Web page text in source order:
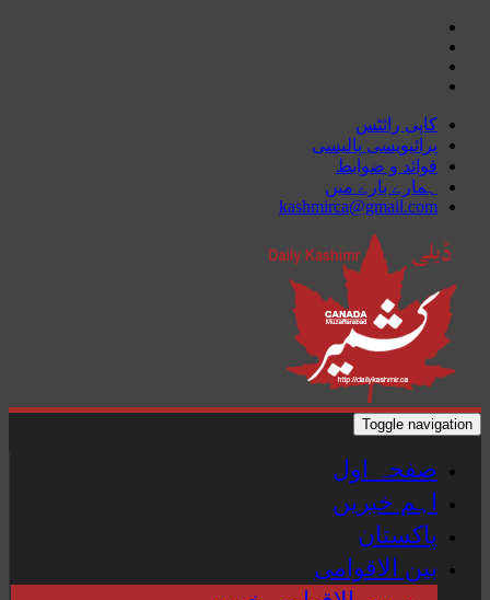
Skip
content
کاپی رائٹس
پرائیویسی پالیسی
قوائد و ضوابط
ہمارے بارے میں
kashmirca@gmail.com
Toggle navigation
صفحہ اول
اہم خبریں
پاکستان
بین الاقوامی